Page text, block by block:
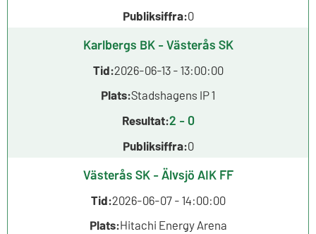
Publiksiffra:0
Karlbergs BK - Västerås SK
Tid:2026-06-13 - 13:00:00
Plats:Stadshagens IP 1
Resultat:2 - 0
Publiksiffra:0
Västerås SK - Älvsjö AIK FF
Tid:2026-06-07 - 14:00:00
Plats:Hitachi Energy Arena